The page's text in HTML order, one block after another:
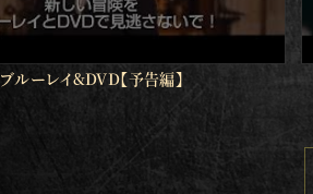
ブルーレイ&DVD【予告編】